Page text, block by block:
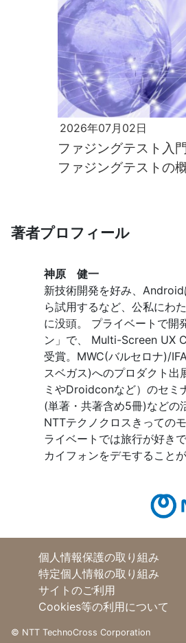
2026年07月02日
ファジングテスト入
ファジングテストの
著者プロフィール
神原 健一
新技術開発を好み、
ら試用するなど、公私にわ
に没頭。 プライベートで開
ン」で、 Multi-Screen UX
受賞。MWC(バルセロナ)/
スベガス)へのプロダクト出
ミやDroidconなど）のセミ
(単著・共著含め5冊)などの
NTTテクノクロスきっての
ライベートでは旅行が好き
カイフォンをデモすること
個人情報保護の取り組み
特定個人情報の取り組み
サイトのご利用
Cookies等の利用について
© NTT TechnoCross Corporation